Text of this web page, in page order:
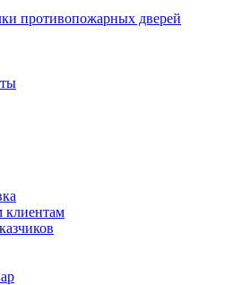
противопожарных дверей
клиентам